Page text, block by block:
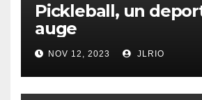
Pickleball, un
auge
NOV 12, 2023 JLRIO